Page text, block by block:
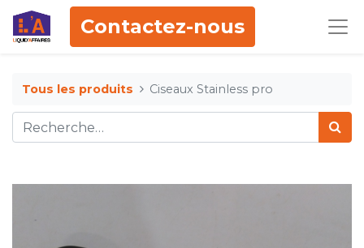
Contactez-nous
Tous les produits Ciseaux Stainless pro